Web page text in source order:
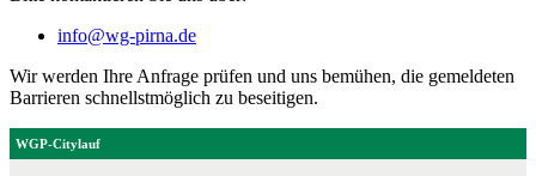
info@wg-pirna.de
Wir werden Ihre Anfrage prüfen und uns bemühen, die gemeldeten
Barrieren schnellstmöglich zu beseitigen.
WGP-Citylauf